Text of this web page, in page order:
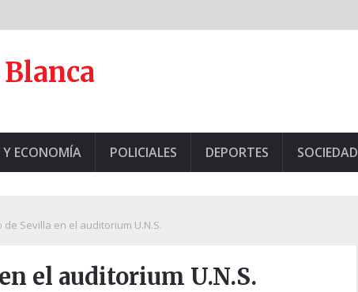
ECONOMÍA POLICIALES DEPORTES SOCIEDAD
de Sevilla en el auditorium U.N.S.
el auditorium U.N.S.